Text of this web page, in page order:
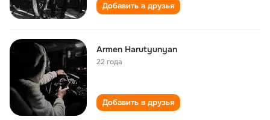
Добавить в друзья
Armen Harutyunyan
22 года
Добавить в друзья